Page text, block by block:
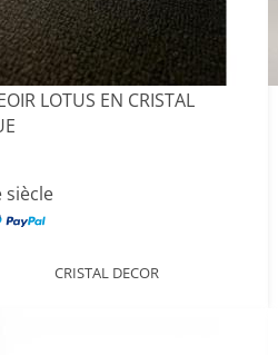
LOTUS EN CRISTAL
siècle
CRISTAL DECOR